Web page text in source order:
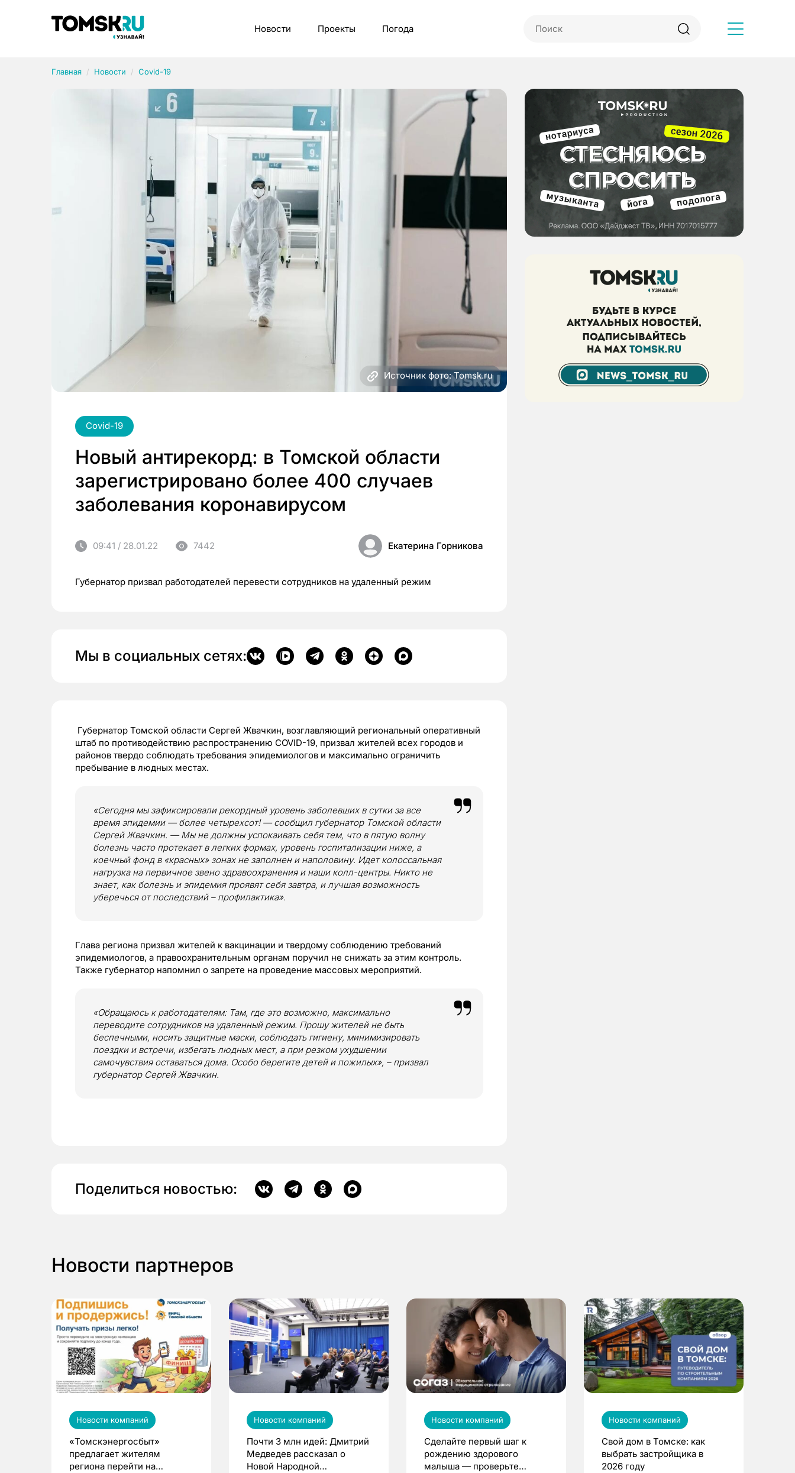
Новости Проекты Погода
Главная Новости Covid-19
Источник фото: Tomsk.ru
Covid-19
Новый антирекорд: в Томской области
зарегистрировано более 400 случаев
заболевания коронавирусом
09:41 / 28.01.22 7442 Екатерина Горникова
Губернатор призвал работодателей перевести сотрудников на удаленный режим
Мы в социальных сетях:
Губернатор Томской области Сергей Жвачкин, возглавляющий региональный оперативный
штаб по противодействию распространению СOVID-19, призвал жителей всех городов и
районов твердо соблюдать требования эпидемиологов и максимально ограничить
пребывание в людных местах.
«Сегодня мы зафиксировали рекордный уровень заболевших в сутки за все
время эпидемии — более четырехсот! — сообщил губернатор Томской области
Сергей Жвачкин. — Мы не должны успокаивать себя тем, что в пятую волну
болезнь часто протекает в легких формах, уровень госпитализации ниже, а
коечный фонд в «красных» зонах не заполнен и наполовину. Идет колоссальная
нагрузка на первичное звено здравоохранения и наши колл-центры. Никто не
знает, как болезнь и эпидемия проявят себя завтра, и лучшая возможность
уберечься от последствий – профилактика».
Глава региона призвал жителей к вакцинации и твердому соблюдению требований
эпидемиологов, а правоохранительным органам поручил не снижать за этим контроль.
Также губернатор напомнил о запрете на проведение массовых мероприятий.
«Обращаюсь к работодателям: Там, где это возможно, максимально
переводите сотрудников на удаленный режим. Прошу жителей не быть
беспечными, носить защитные маски, соблюдать гигиену, минимизировать
поездки и встречи, избегать людных мест, а при резком ухудшении
самочувствия оставаться дома. Особо берегите детей и пожилых», – призвал
губернатор Сергей Жвачкин.
Поделиться новостью:
Новости партнеров
Новости компаний
«Томскэнергосбыт»
предлагает жителям
региона перейти на
Новости компаний
Почти 3 млн идей: Дмитрий
Медведев рассказал о
Новой Народной
Новости компаний
Сделайте первый шаг к
рождению здорового
малыша — проверьте
Новости компаний
Свой дом в Томске: как
выбрать застройщика в
2026 году
Рубрики